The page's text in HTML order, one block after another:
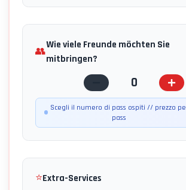
👥
Wie viele Freunde möchten Sie
mitbringen?
0
Scegli il numero di pass ospiti // prezzo
pass
⭐Extra-Services